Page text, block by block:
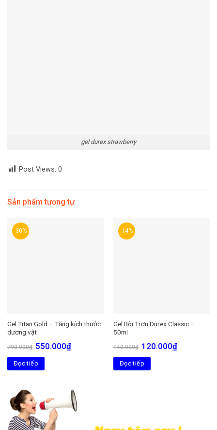
gel durex strawberry
Post Views: 0
Sản phẩm tương tự
-30%
Gel Titan Gold – Tăng kích thước
dương vật
790.000₫ Giá
gốc
là:
790.000₫.
550.000₫Giá
Đọc tiếp
-14%
Gel Bôi Trơn Durex Classic –
50ml
140.000₫ Giá
gốc
là:
140.000₫.
120.000₫Giá
Đọc tiếp